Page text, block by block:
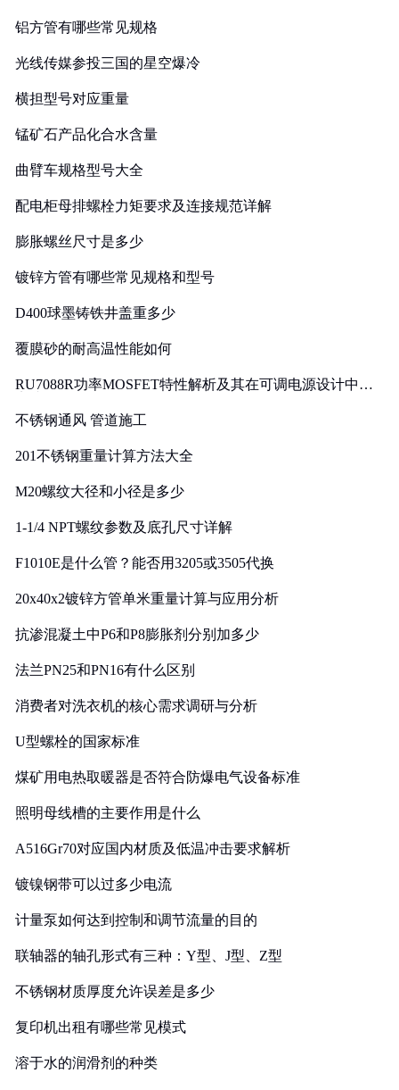
铝方管有哪些常见规格
光线传媒参投三国的星空爆冷
横担型号对应重量
锰矿石产品化合水含量
曲臂车规格型号大全
配电柜母排螺栓力矩要求及连接规范详解
膨胀螺丝尺寸是多少
镀锌方管有哪些常见规格和型号
D400球墨铸铁井盖重多少
覆膜砂的耐高温性能如何
RU7088R功率MOSFET特性解析及其在可调电源设计中的
不锈钢通风 管道施工
201不锈钢重量计算方法大全
M20螺纹大径和小径是多少
1-1/4 NPT螺纹参数及底孔尺寸详解
F1010E是什么管？能否用3205或3505代换
20x40x2镀锌方管单米重量计算与应用分析
抗渗混凝土中P6和P8膨胀剂分别加多少
法兰PN25和PN16有什么区别
消费者对洗衣机的核心需求调研与分析
U型螺栓的国家标准
煤矿用电热取暖器是否符合防爆电气设备标准
照明母线槽的主要作用是什么
A516Gr70对应国内材质及低温冲击要求解析
镀镍钢带可以过多少电流
计量泵如何达到控制和调节流量的目的
联轴器的轴孔形式有三种：Y型、J型、Z型
不锈钢材质厚度允许误差是多少
复印机出租有哪些常见模式
溶于水的润滑剂的种类